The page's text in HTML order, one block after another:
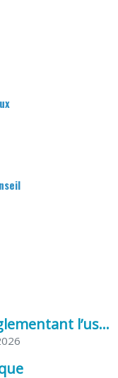
Arrêté préfectoral réglementant l’usage de l’eau